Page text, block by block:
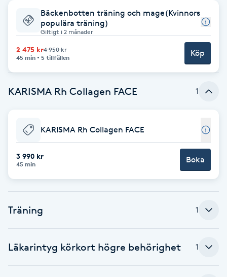
Babylights
Balayage
Bambumassage
Barnklippning
BIAB
Bottenfärg
Brynformning
Bäckenbotten träning och mage(Kvinnors
populära träning)
Giltigt i 2 månader
2 475 kr4 950 kr
45 min
5 tillfällen Köp
KARISMA Rh Collagen FACE 1
KARISMA Rh Collagen FACE
3 990 kr
45 min Boka
Träning 1
Läkarintyg körkort högre behörighet 1